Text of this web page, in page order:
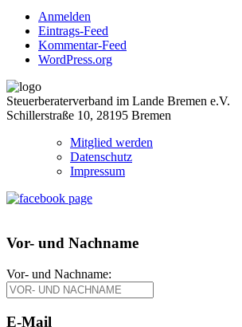
Anmelden
Eintrags-Feed
Kommentar-Feed
WordPress.org
Steuerberaterverband im Lande Bremen e.V.
Schillerstraße 10, 28195 Bremen
Mitglied werden
Datenschutz
Impressum
Vor- und Nachname
Vor- und Nachname:
E-Mail